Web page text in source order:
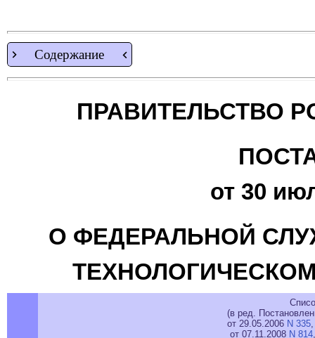
Содержание
ПРАВИТЕЛЬСТВО
от 30
О ФЕДЕРАЛЬНОЙ
(в ред.
от 29.05.2006 N 335
от 07.11.2008 N 814